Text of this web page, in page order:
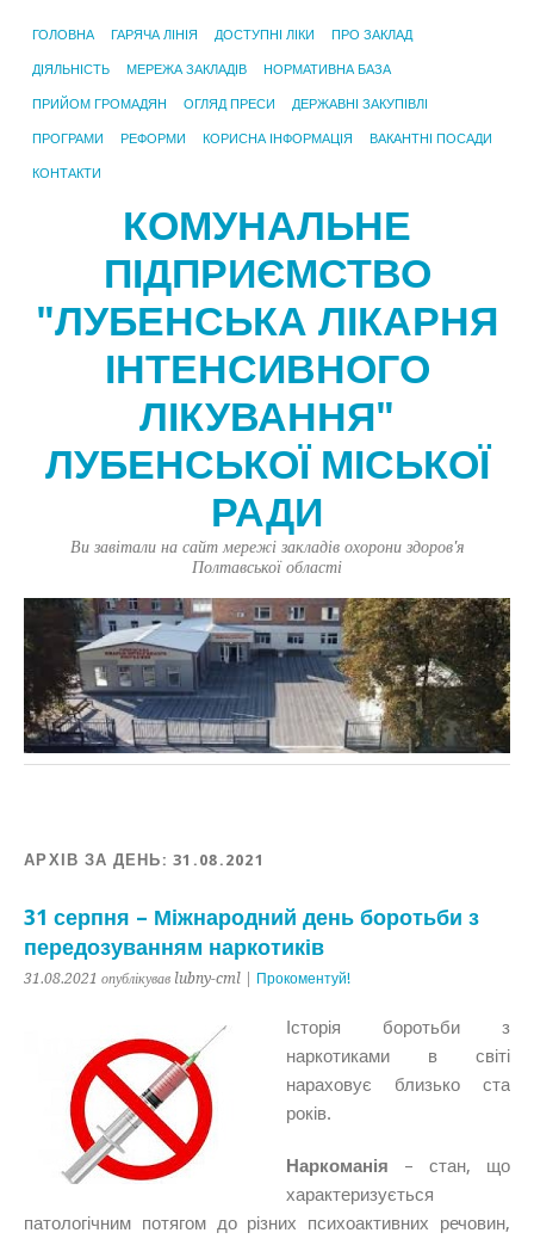
ГОЛОВНА ГАРЯЧА ЛІНІЯ ДОСТУПНІ ЛІКИ ПРО ЗАКЛАД
ДІЯЛЬНІСТЬ МЕРЕЖА ЗАКЛАДІВ НОРМАТИВНА БАЗА
ПРИЙОМ ГРОМАДЯН ОГЛЯД ПРЕСИ ДЕРЖАВНІ ЗАКУПІВЛІ
ПРОГРАМИ РЕФОРМИ КОРИСНА ІНФОРМАЦІЯ ВАКАНТНІ ПОСАДИ
КОНТАКТИ
КОМУНАЛЬНЕ
ПІДПРИЄМСТВО
"ЛУБЕНСЬКА ЛІКАРНЯ
ІНТЕНСИВНОГО
ЛІКУВАННЯ"
ЛУБЕНСЬКОЇ МІСЬКОЇ
РАДИ
Ви завітали на сайт мережі закладів охорони здоров'я
Полтавської області
АРХІВ ЗА ДЕНЬ:31.08.2021
31 серпня – Міжнародний день боротьби з
передозуванням наркотиків
31.08.2021 опублікував lubny-cml | Прокоментуй!
Історія боротьби з
наркотиками в світі
нараховує близько ста
років.
Наркоманія – стан, що
характеризується
патологічним потягом до різних психоактивних речовин,